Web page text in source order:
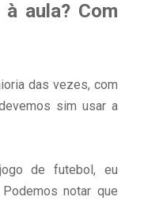
aula? Com
das vezes, com
sim usar a
de futebol, eu
notar que